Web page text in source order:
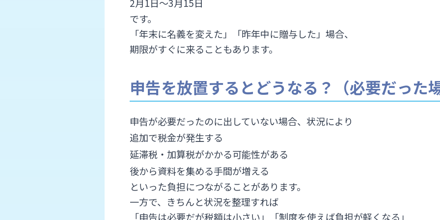
2月1日〜3月15日
です。
「年末に名義を変えた」「昨年中に贈与した」場合、
期限がすぐに来ることもあります。
申告を放置するとどうなる？（必要だった
申告が必要だったのに出していない場合、状況により
追加で税金が発生する
延滞税・加算税がかかる可能性がある
後から資料を集める手間が増える
といった負担につながることがあります。
一方で、きちんと状況を整理すれば
「申告は必要だが税額は小さい」「制度を使えば負担が軽くなる」